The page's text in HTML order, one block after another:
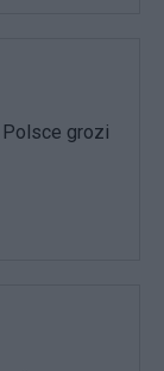
Polsce grozi